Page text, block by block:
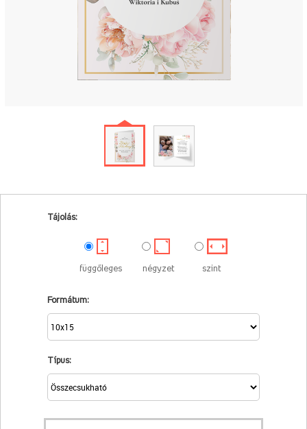
Tájolás:
függőleges négyzet szint
Formátum:
Típus: